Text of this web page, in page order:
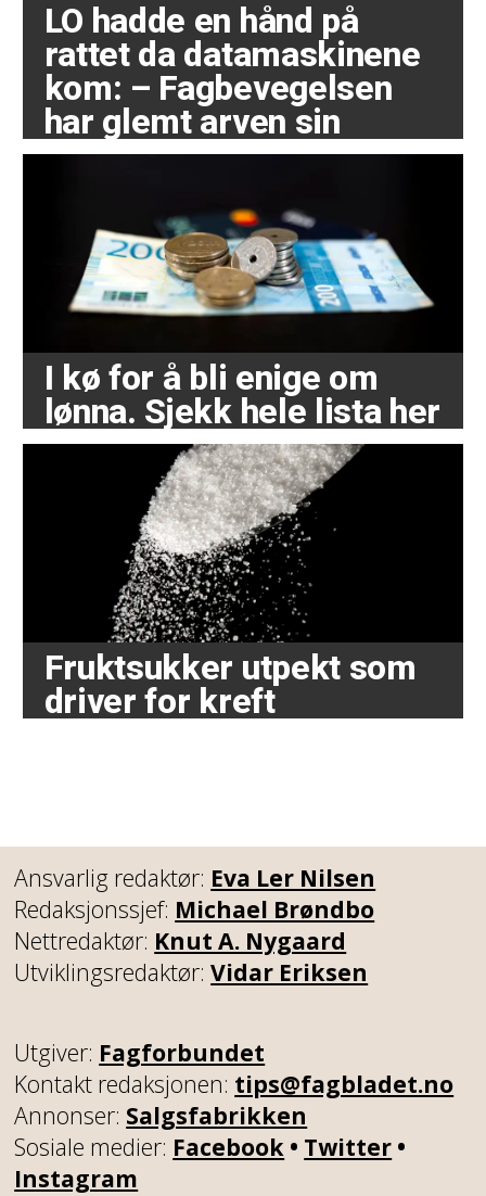
LO hadde en hånd på
rattet da datamaskinene
kom: – Fagbevegelsen
har glemt arven sin
I kø for å bli enige om
lønna. Sjekk hele lista her
Fruktsukker utpekt som
driver for kreft
Ansvarlig redaktør: Eva Ler Nilsen
Redaksjonssjef: Michael Brøndbo
Nettredaktør: Knut A. Nygaard
Utviklingsredaktør:Vidar Eriksen
Utgiver: Fagforbundet
Kontakt redaksjonen: tips@fagbladet.no
Annonser: Salgsfabrikken
Sosiale medier: Facebook • Twitter •
Instagram